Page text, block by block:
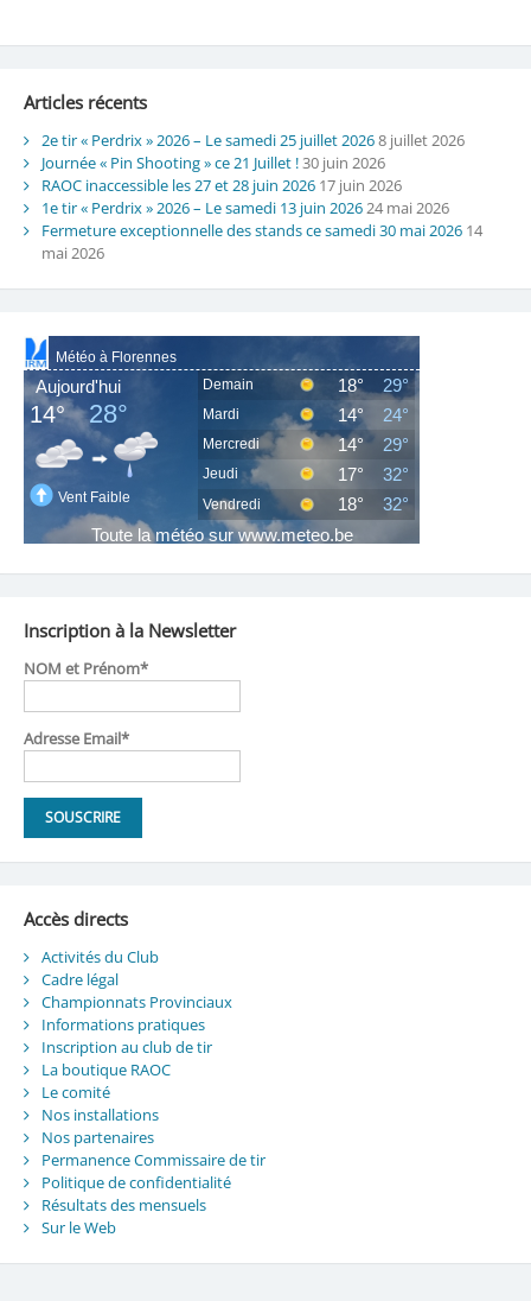
Articles récents
2e tir « Perdrix » 2026 – Le samedi 25 juillet 20268 juillet 2026
Journée « Pin Shooting » ce 21 Juillet !30 juin 2026
RAOC inaccessible les 27 et 28 juin 2026 17 juin 2026
1e tir « Perdrix » 2026 – Le samedi 13 juin 202624 mai 2026
Fermeture exceptionnelle des stands ce samedi 30 mai 2026 14
mai 2026
Inscription à la Newsletter
NOM et Prénom*
Adresse Email*
Accès directs
Activités du Club
Cadre légal
Championnats Provinciaux
Informations pratiques
Inscription au club de tir
La boutique RAOC
Le comité
Nos installations
Nos partenaires
Permanence Commissaire de tir
Politique de confidentialité
Résultats des mensuels
Sur le Web